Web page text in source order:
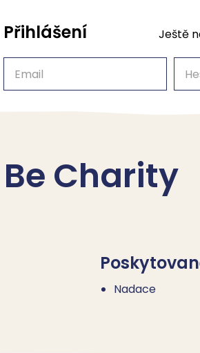
Přihlášení Ještě
Charity
Nadace